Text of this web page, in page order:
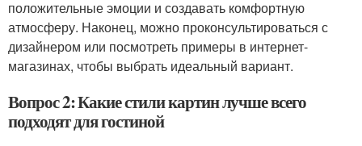
положительные эмоции и создавать комфортную
атмосферу. Наконец, можно проконсультироваться с
дизайнером или посмотреть примеры в интернет-
магазинах, чтобы выбрать идеальный вариант.
Вопрос 2: Какие стили картин лучше всего
подходят для гостиной